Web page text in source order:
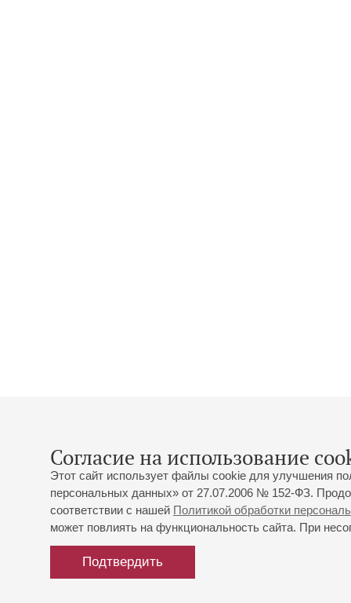
Согласие на использование
Этот сайт использует файлы cookie для улучшения
персональных данных» от 27.07.2006 № 152-ФЗ.
соответствии с нашей Политикой обработки
может повлиять на функциональность сайта. При
Подтвердить